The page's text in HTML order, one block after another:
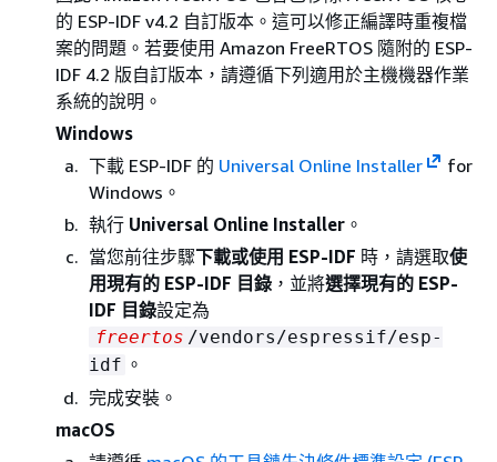
的 ESP-IDF v4.2 自訂版本。這可以修正編譯時重複檔
案的問題。若要使用 Amazon FreeRTOS 隨附的 ESP-
IDF 4.2 版自訂版本，請遵循下列適用於主機機器作業
系統的說明。
Windows
下載 ESP-IDF 的 Universal Online Installer
for
Windows。
執行 Universal Online Installer 。
當您前往步驟下載或使用 ESP-IDF 時，請選取使
用現有的 ESP-IDF 目錄 ，並將選擇現有的 ESP-
IDF 目錄設定為
freertos /vendors/espressif/esp-
idf 。
完成安裝。
macOS